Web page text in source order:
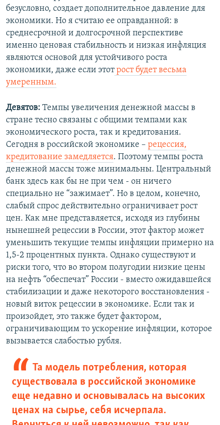
безусловно, создает дополнительное давление для
экономики. Но я считаю ее оправданной: в
среднесрочной и долгосрочной перспективе
именно ценовая стабильность и низкая инфляция
являются основой для устойчивого роста
экономики, даже если этотрост будет весьма
умеренным.
Девятов: Темпы увеличения денежной массы в
стране тесно связаны с общими темпами как
экономического роста, так и кредитования.
Сегодня в российской экономике – рецессия,
кредитование замедляется. Поэтому темпы роста
денежной массы тоже минимальны. Центральный
банк здесь как бы не при чем - он ничего
специально не “зажимает”. Но в целом, конечно,
слабый спрос действительно ограничивает рост
цен. Как мне представляется, исходя из глубины
нынешней рецессии в России, этот фактор может
уменьшить текущие темпы инфляции примерно на
1,5-2 процентных пункта. Однако существуют и
риски того, что во втором полугодии низкие цены
на нефть “обеспечат” России - вместо ожидавшейся
стабилизации и даже некоторого восстановления -
новый виток рецессии в экономике. Если так и
произойдет, это также будет фактором,
ограничивающим то ускорение инфляции, которое
вызывается слабостью рубля.
Та модель потребления, которая
существовала в российской экономике
еще недавно и основывалась на высоких
ценах на сырье, себя исчерпала.